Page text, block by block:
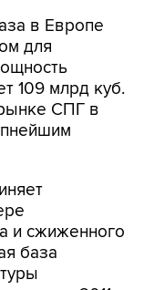
в Европе
для
109 млрд куб.
СПГ в
и сжиженного
база